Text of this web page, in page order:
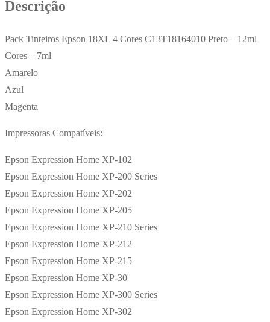
C13T18164010
Descrição
Pack Tinteiros Epson 18XL 4 Cores C13T18164010 Preto – 12ml
Cores – 7ml
Amarelo
Azul
Magenta
Impressoras Compatíveis:
Epson Expression Home XP-102
Epson Expression Home XP-200 Series
Epson Expression Home XP-202
Epson Expression Home XP-205
Epson Expression Home XP-210 Series
Epson Expression Home XP-212
Epson Expression Home XP-215
Epson Expression Home XP-30
Epson Expression Home XP-300 Series
Epson Expression Home XP-302